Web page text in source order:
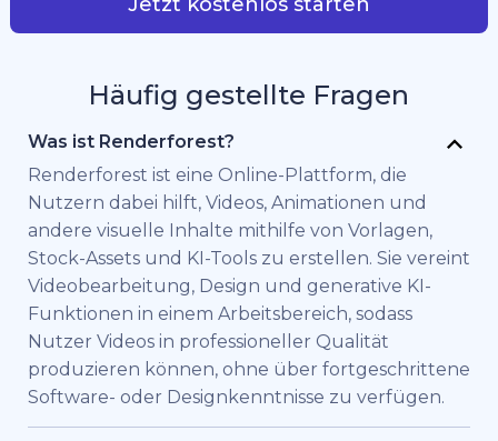
Häufig gestellte Fragen
Was ist Renderforest?
Renderforest ist eine Online-Plattform, die
Nutzern dabei hilft, Videos, Animationen und
andere visuelle Inhalte mithilfe von Vorlagen,
Stock-Assets und KI-Tools zu erstellen. Sie vereint
Videobearbeitung, Design und generative KI-
Funktionen in einem Arbeitsbereich, sodass
Nutzer Videos in professioneller Qualität
produzieren können, ohne über fortgeschrittene
Software- oder Designkenntnisse zu verfügen.